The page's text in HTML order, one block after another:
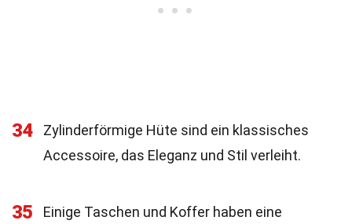
34
Zylinderförmige Hüte sind ein klassisches
Accessoire, das Eleganz und Stil verleiht.
35
Einige Taschen und Koffer haben eine